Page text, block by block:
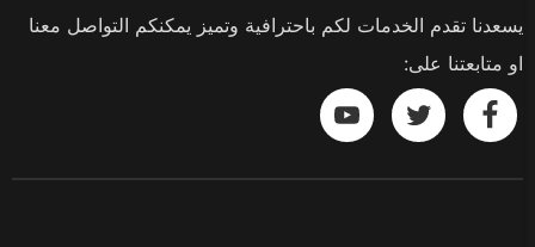
يسعدنا تقدم الخدمات لكم باحترافية وتميز يمكنكم التواصل معنا
او متابعتنا على:
تابعنا تابعنا تابعنا